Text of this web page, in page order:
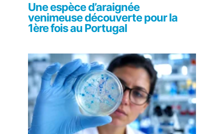
Une espèce d’araignée
venimeuse découverte pour la
1ère fois au Portugal